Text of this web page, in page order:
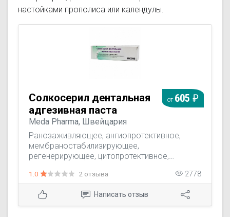
настойками прополиса или календулы.
Солкосерил дентальная
адгезивная паста
Meda Pharma, Швейцария
Ранозаживляющее, ангиопротективное,
мембраностабилизирующее,
регенерирующее, цитопротективное,
средство, которое выпускается в виде
раствора для инъекций, геля и мази для
наружного применения.
от 605
1.0 2 отзыва 2778
Написать отзыв